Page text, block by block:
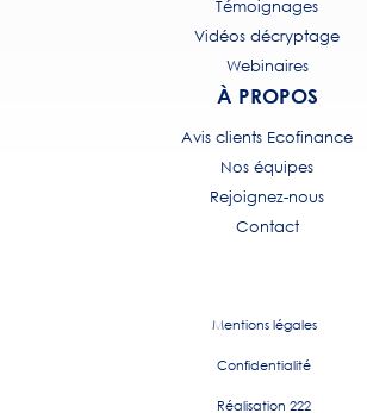
Témoignages
Vidéos décryptage
Webinaires
À PROPOS
Avis clients Ecofinance
Nos équipes
Rejoignez-nous
Contact
Mentions légales
Confidentialité
Réalisation 222